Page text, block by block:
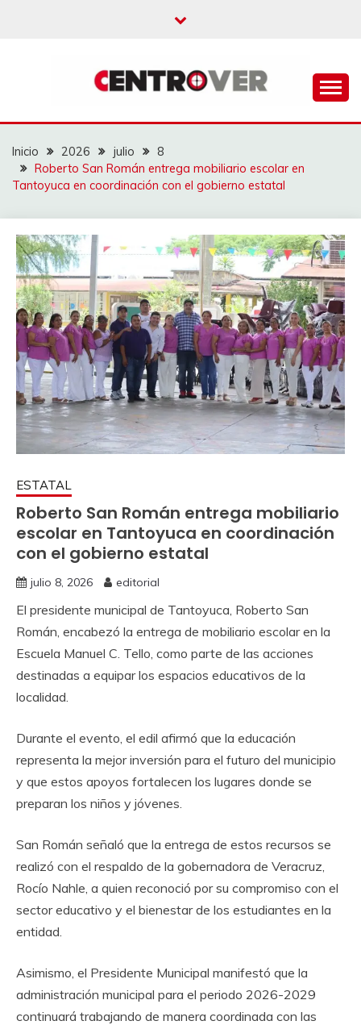
CENTROVER
NOTICIAS
Inicio 2026 julio
8
Roberto San Román entrega mobiliario escolar en
Tantoyuca en coordinación con el gobierno estatal
ESTATAL
Roberto San Román entrega mobiliario
escolar en Tantoyuca en coordinación
con el gobierno estatal
julio 8, 2026 editorial
El presidente municipal de Tantoyuca, Roberto San
Román, encabezó la entrega de mobiliario escolar en la
Escuela Manuel C. Tello, como parte de las acciones
destinadas a equipar los espacios educativos de la
localidad.
Durante el evento, el edil afirmó que la educación
representa la mejor inversión para el futuro del municipio
y que estos apoyos fortalecen los lugares donde se
preparan los niños y jóvenes.
San Román señaló que la entrega de estos recursos se
realizó con el respaldo de la gobernadora de Veracruz,
Rocío Nahle, a quien reconoció por su compromiso con el
sector educativo y el bienestar de los estudiantes en la
entidad.
Asimismo, el Presidente Municipal manifestó que la
administración municipal para el periodo 2026-2029
continuará trabajando de manera coordinada con las